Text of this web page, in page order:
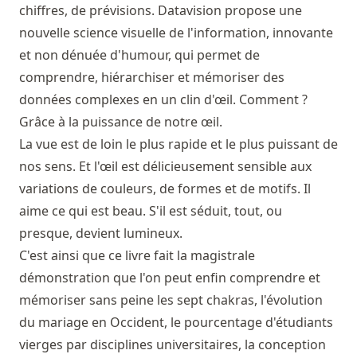
chiffres, de prévisions. Datavision propose une
nouvelle science visuelle de l'information, innovante
et non dénuée d'humour, qui permet de
comprendre, hiérarchiser et mémoriser des
données complexes en un clin d'œil. Comment ?
Grâce à la puissance de notre œil.
La vue est de loin le plus rapide et le plus puissant de
nos sens. Et l'œil est délicieusement sensible aux
variations de couleurs, de formes et de motifs. Il
aime ce qui est beau. S'il est séduit, tout, ou
presque, devient lumineux.
C'est ainsi que ce livre fait la magistrale
démonstration que l'on peut enfin comprendre et
mémoriser sans peine les sept chakras, l'évolution
du mariage en Occident, le pourcentage d'étudiants
vierges par disciplines universitaires, la conception